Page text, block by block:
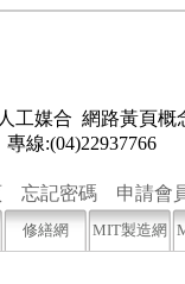
工媒合 網路黃頁概
線:(04)22937766
忘記密碼 申請會
修繕網 MIT製造網